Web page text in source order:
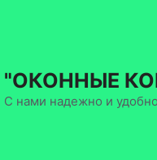
"ОКОННЫЕ
С нами надежно и